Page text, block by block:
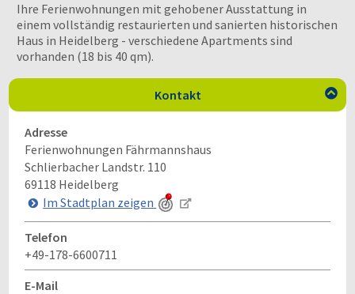
Ihre Ferienwohnungen mit gehobener Ausstattung in
einem vollständig restaurierten und sanierten historischen
Haus in Heidelberg - verschiedene Apartments sind
vorhanden (18 bis 40 qm).
Kontakt 
Adresse
Ferienwohnungen Fährmannshaus
Schlierbacher Landstr. 110
69118 Heidelberg
Im Stadtplan zeigen
Telefon
+49-178-6600711
E-Mail